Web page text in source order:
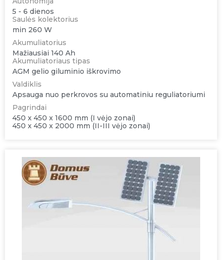
5 - 6 dienos
Saulės kolektorius
min 260 W
Akumuliatorius
Mažiausiai 140 Ah
Akumuliatoriaus tipas
AGM gelio giluminio iškrovimo
Valdiklis
Apsauga nuo perkrovos su automatiniu reguliatoriumi
Pagrindai
450 x 450 x 1600 mm (I vėjo zonai)
450 x 450 x 2000 mm (II-III vėjo zonai)